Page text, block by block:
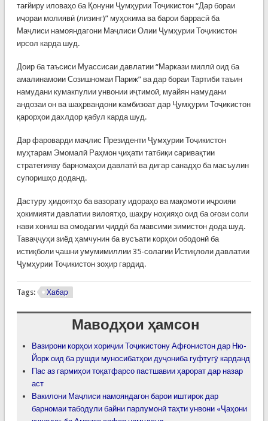
тағйиру иловаҳо ба Қонуни Ҷумҳурии Тоҷикистон “Дар бораи
иҷораи молиявӣ (лизинг)” муҳокима ва барои баррасӣ ба
Маҷлиси намояндагони Маҷлиси Олии Ҷумҳурии Тоҷикистон
ирсол карда шуд.
Доир ба таъсиси Муассисаи давлатии “Маркази миллӣ оид ба
амалинамоии Созишномаи Париж” ва дар бораи Тартиби таъин
намудани кумакпулии унвонии иҷтимоӣ, муайян намудани
андозаи он ва шаҳрвандони камбизоат дар Ҷумҳурии Тоҷикистон
қарорҳои дахлдор қабул карда шуд.
Дар фароварди маҷлис Президенти Ҷумҳурии Тоҷикистон
муҳтарам Эмомалӣ Раҳмон ҷиҳати татбиқи саривақтии
стратегияву барномаҳои давлатӣ ва дигар санадҳо ба масъулин
супоришҳо доданд.
Дастуру ҳидоятҳо ба вазорату идораҳо ва мақомоти иҷроияи
ҳокимияти давлатии вилоятҳо, шаҳру ноҳияҳо оид ба оғози соли
нави хониш ва омодагии ҷиддӣ ба мавсими зимистон дода шуд.
Таваҷҷуҳи зиёд ҳамчунин ба вусъати корҳои ободонӣ ба
истиқболи ҷашни умумимиллии 35-солагии Истиқлоли давлатии
Ҷумҳурии Тоҷикистон зоҳир гардид.
Tags: Хабар
Маводҳои ҳамсон
Вазирони корҳои хориҷии Тоҷикистону Афғонистон дар Ню-
Йорк оид ба рушди муносибатҳои дуҷониба гуфтугӯ карданд
Пас аз гармиҳои тоқатфарсо пастшавии ҳарорат дар назар
аст
Вакилони Маҷлиси намояндагон барои иштирок дар
барномаи табодули байни парлумонӣ таҳти унвони «Ҷаҳони